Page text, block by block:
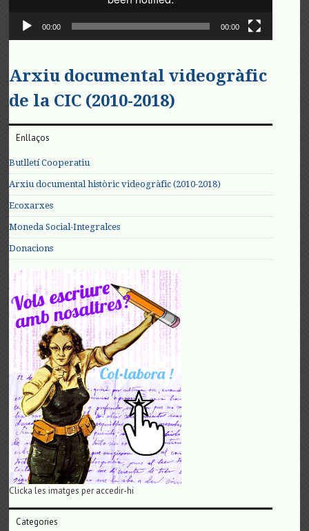
00:00 00:00
Arxiu documental videogràfic
de la CIC (2010-2018)
Enllaços
Butlletí Cooperatiu
Arxiu documental històric videogràfic (2010-2018)
Ecoxarxes
Moneda Social-Integralces
Donacions
Clicka les imatges per accedir-hi
Categories